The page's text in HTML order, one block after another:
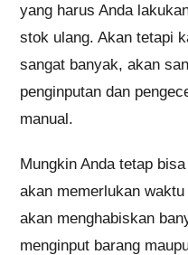
yang harus Anda
stok ulang. Akan tetapi
sangat banyak, akan
penginputan dan
manual.
Mungkin Anda tetap
akan memerlukan
akan menghabiskan
menginput barang